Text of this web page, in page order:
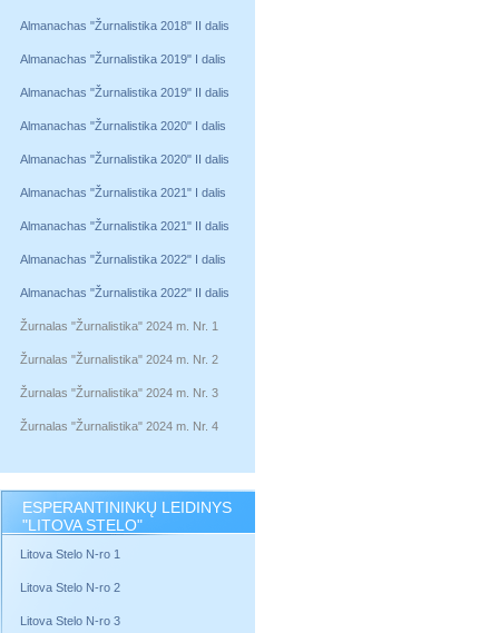
Almanachas "Žurnalistika 2018" II dalis
Almanachas "Žurnalistika 2019" I dalis
Almanachas "Žurnalistika 2019" II dalis
Almanachas "Žurnalistika 2020" I dalis
Almanachas "Žurnalistika 2020" II dalis
Almanachas "Žurnalistika 2021" I dalis
Almanachas "Žurnalistika 2021" II dalis
Almanachas "Žurnalistika 2022" I dalis
Almanachas "Žurnalistika 2022" II dalis
Žurnalas "Žurnalistika" 2024 m. Nr. 1
Žurnalas "Žurnalistika" 2024 m. Nr. 2
Žurnalas "Žurnalistika" 2024 m. Nr. 3
Žurnalas "Žurnalistika" 2024 m. Nr. 4
ESPERANTININKŲ LEIDINYS
"LITOVA STELO"
Litova Stelo N-ro 1
Litova Stelo N-ro 2
Litova Stelo N-ro 3